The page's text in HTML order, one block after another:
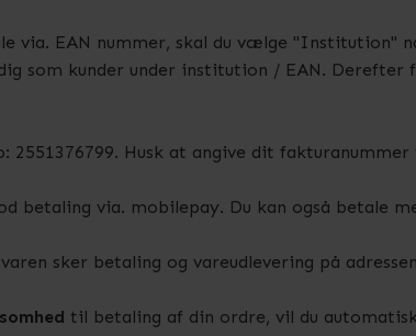
via. EAN nummer, skal du vælge "Institution"
som kunder under institution / EAN.
2551376799. Husk at angive dit
betaling via. mobilepay. Du kan også betale
sker betaling og vareudlevering på
til betaling af din ordre, vil du